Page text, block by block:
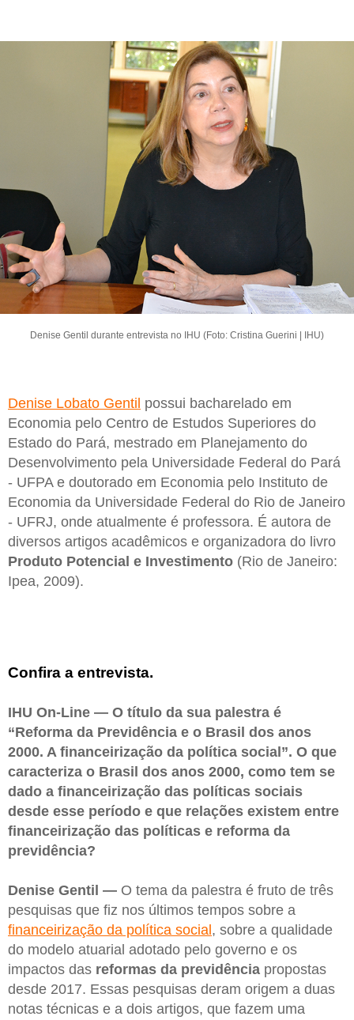
Denise Gentil durante entrevista no IHU (Foto: Cristina Guerini | IHU)
Denise Lobato Gentil possui bacharelado em
Economia pelo Centro de Estudos Superiores do
Estado do Pará, mestrado em Planejamento do
Desenvolvimento pela Universidade Federal do Pará
- UFPA e doutorado em Economia pelo Instituto de
Economia da Universidade Federal do Rio de Janeiro
- UFRJ, onde atualmente é professora. É autora de
diversos artigos acadêmicos e organizadora do livro
Produto Potencial e Investimento (Rio de Janeiro:
Ipea, 2009).
Confira a entrevista.
IHU On-Line — O título da sua palestra é
“Reforma da Previdência e o Brasil dos anos
2000. A financeirização da política social”. O que
caracteriza o Brasil dos anos 2000, como tem se
dado a financeirização das políticas sociais
desde esse período e que relações existem entre
financeirização das políticas e reforma da
previdência?
Denise Gentil — O tema da palestra é fruto de três
pesquisas que fiz nos últimos tempos sobre a
financeirização da política social, sobre a qualidade
do modelo atuarial adotado pelo governo e os
impactos das reformas da previdência propostas
desde 2017. Essas pesquisas deram origem a duas
notas técnicas e a dois artigos, que fazem uma